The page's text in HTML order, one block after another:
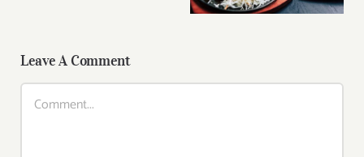
Leave A Comment
Comment